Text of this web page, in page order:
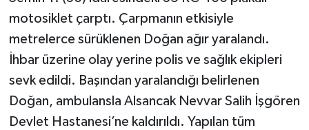
motosiklet çarptı. Çarpmanın etkisiyle
metrelerce sürüklenen Doğan ağır yaralandı.
İhbar üzerine olay yerine polis ve sağlık ekipleri
sevk edildi. Başından yaralandığı belirlenen
Doğan, ambulansla Alsancak Nevvar Salih İşgören
Devlet Hastanesi’ne kaldırıldı. Yapılan tüm